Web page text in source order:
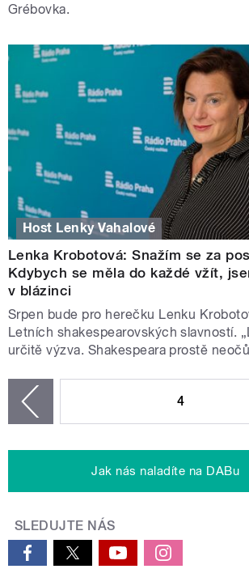
Grébovka.
Host Lenky Vahalové
Lenka Krobotová: Snažím se za
Kdybych se měla do každé vžít,
v blázinci
Srpen bude pro herečku Lenku
Letních shakespearovských slavností.
určitě výzva. Shakespeara prostě
4
Jak nás naladíte na DABu
SLEDUJTE NÁS